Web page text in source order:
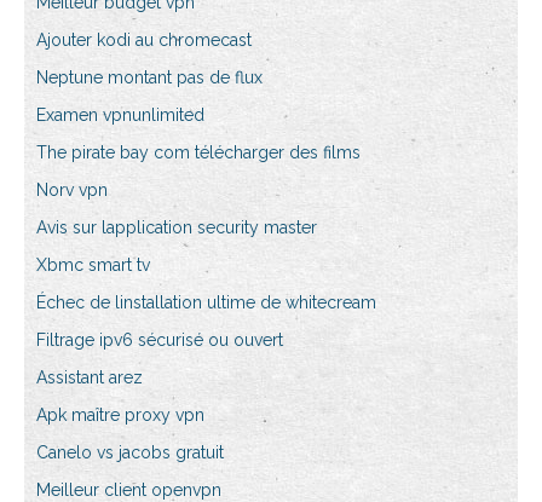
Ajouter kodi au chromecast
Neptune montant pas de flux
Examen vpnunlimited
The pirate bay com télécharger des films
Norv vpn
Avis sur lapplication security master
Xbmc smart tv
Échec de linstallation ultime de whitecream
Filtrage ipv6 sécurisé ou ouvert
Assistant arez
Apk maître proxy vpn
Canelo vs jacobs gratuit
Meilleur client openvpn